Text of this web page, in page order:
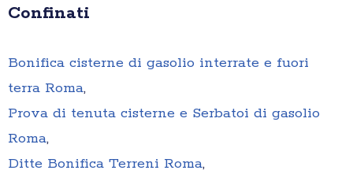
Confinati
Bonifica cisterne di gasolio interrate e fuori
terra Roma,
Prova di tenuta cisterne e Serbatoi di gasolio
Roma,
Ditte Bonifica Terreni Roma,